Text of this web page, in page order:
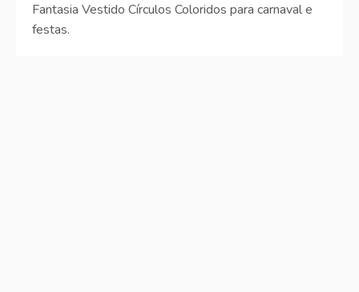
Fantasia Vestido Círculos Coloridos para carnaval e
festas.